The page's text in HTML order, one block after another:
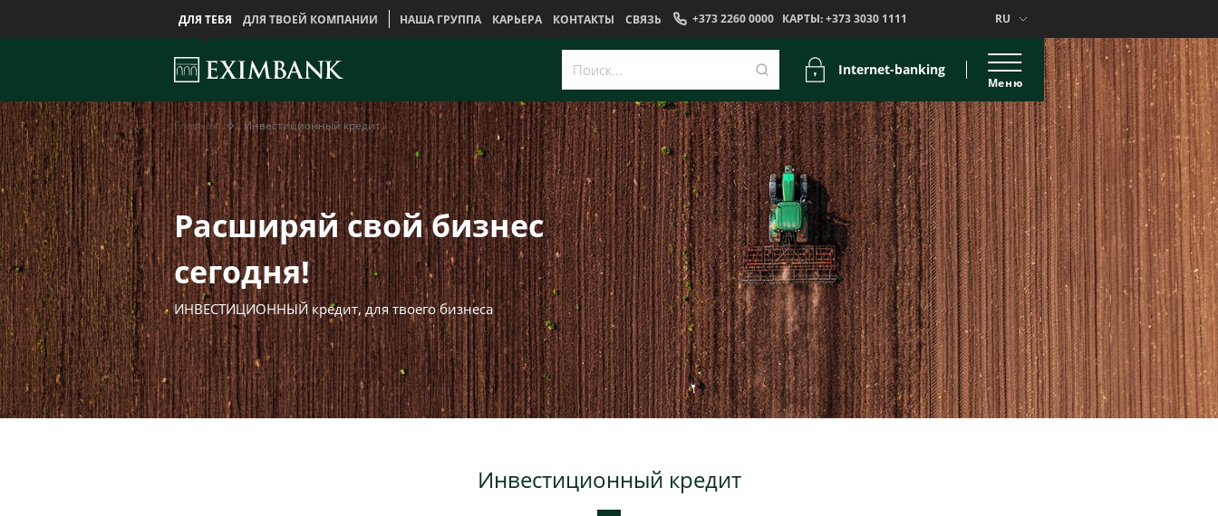
ДЛЯ ТЕБЯ ДЛЯ ТВОЕЙ КОМПАНИИ НАША ГРУППА КАРЬЕРА КОНТАКТЫ CВЯЗЬ +373 2260 0000 КАРТЫ:+373 3030 1111 RU
Internet-banking
Меню
ГлавнаяГлавнаяИнвестиционный
кредит
Инвестиционный кредит
Расширяй свой бизнес
сегодня!
ИНВЕСТИЦИОННЫЙ кредит, для твоего бизнеса
Инвестиционный кредит